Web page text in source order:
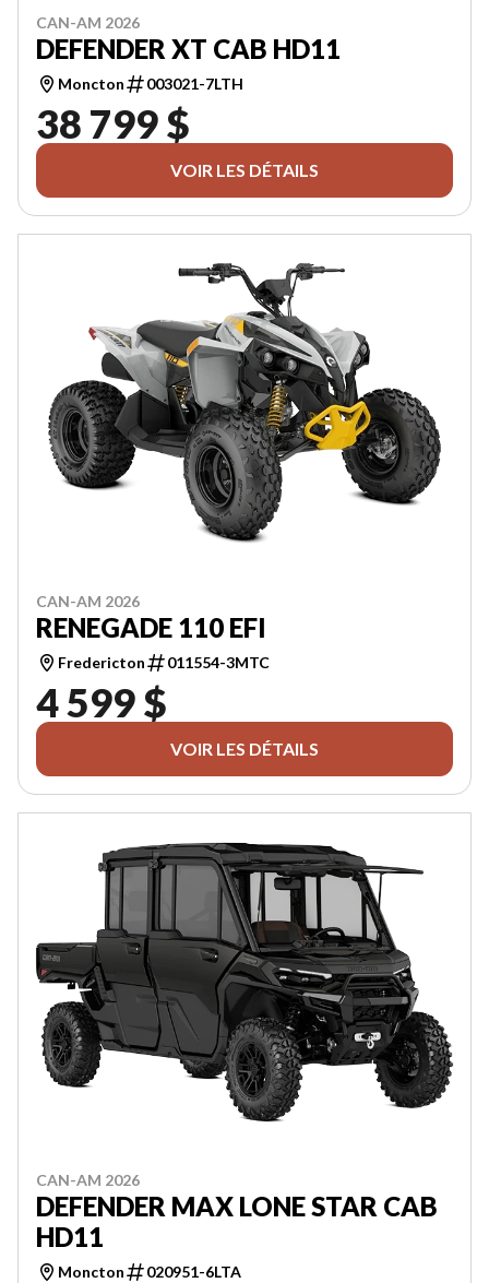
CAN-AM 2026
DEFENDER XT CAB HD11
Moncton 003021-7LTH
38 799 $
VOIR LES DÉTAILS
CAN-AM 2026
RENEGADE 110 EFI
Fredericton 011554-3MTC
4 599 $
VOIR LES DÉTAILS
CAN-AM 2026
DEFENDER MAX LONE STAR CAB
HD11
Moncton 020951-6LTA